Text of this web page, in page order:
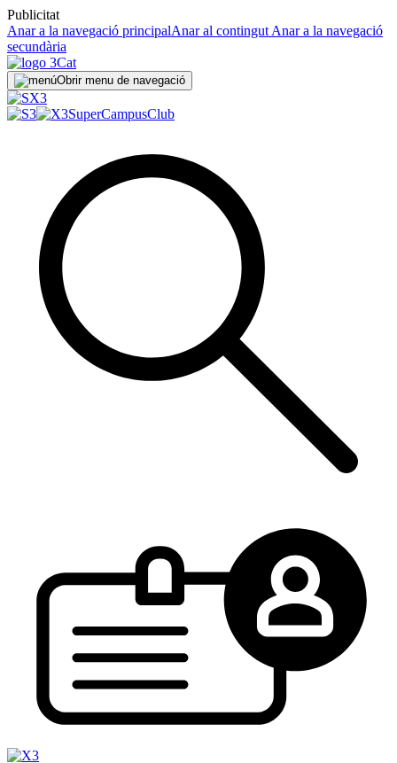
Publicitat
Anar a la navegació principalAnar al contingut Anar a la navegació
secundària
Obrir menu de navegació
SuperCampusClub